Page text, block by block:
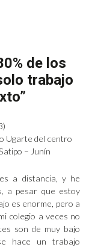
de los
trabajo
Ugarte del centro
– Junín
a distancia, y he
a pesar que estoy
es enorme, pero a
colegio a veces no
son de muy bajo
hace un trabajo